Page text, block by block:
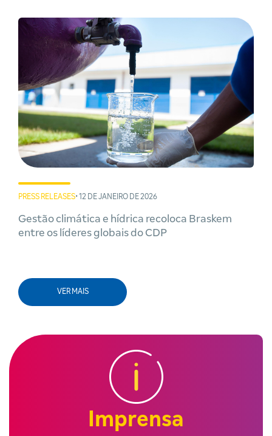
PRESS RELEASES• 12 DE JANEIRO DE 2026
Gestão climática e hídrica recoloca Braskem
entre os líderes globais do CDP
VER MAIS
Imprensa